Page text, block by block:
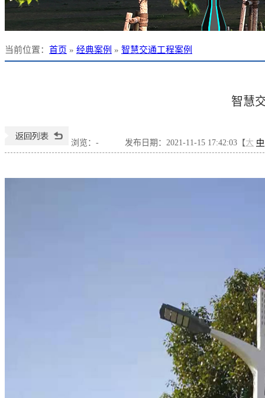
当前位置： 首页 » 经典案例 » 智慧交通工程案例
智慧
浏览： - 发布日期：2021-11-15 17:42:03【大 中